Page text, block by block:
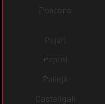
Pontons
Pujalt
Papiol
Pallejà
Castellgalí